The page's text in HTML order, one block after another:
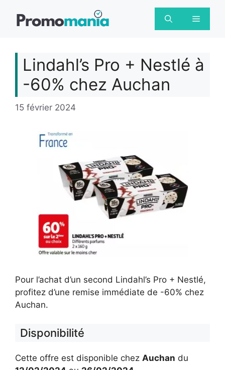
Menu
Lindahl’s Pro + Nestlé à
-60% chez Auchan
15 février 2024
Pour l’achat d’un second Lindahl’s Pro + Nestlé,
profitez d’une remise immédiate de -60% chez
Auchan.
Disponibilité
Cette offre est disponible chez Auchan du